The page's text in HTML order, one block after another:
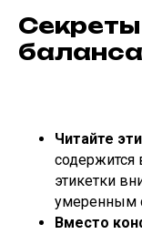
баланса
Читайте
содержится
этикетки
умеренным
Вместо